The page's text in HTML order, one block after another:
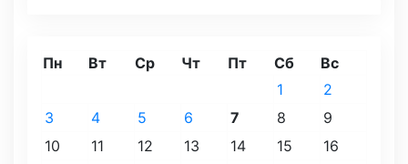
Пн Вт Ср Чт Пт Сб Вс
1
2
3
4 5 6 7 8
9
10
11 12 13 14 15
16